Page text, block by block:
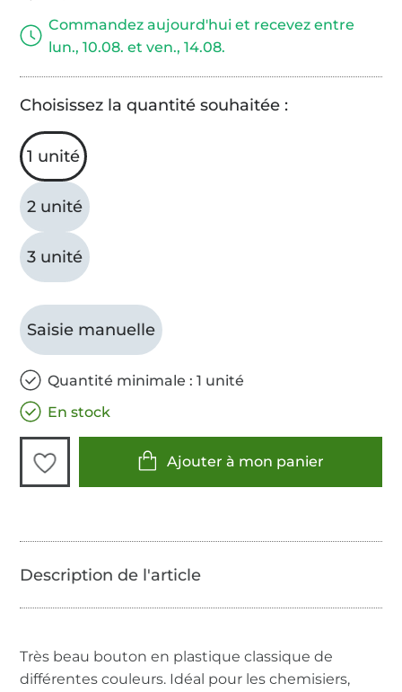
Commandez aujourd'hui et recevez entre
lun., 10.08. et ven., 14.08.
Choisissez la quantité souhaitée :
1 unité
2 unité
3 unité
Saisie manuelle
Quantité minimale : 1 unité
En stock
Ajouter à mon panier
Très beau bouton en plastique classique de
différentes couleurs. Idéal pour les chemisiers,